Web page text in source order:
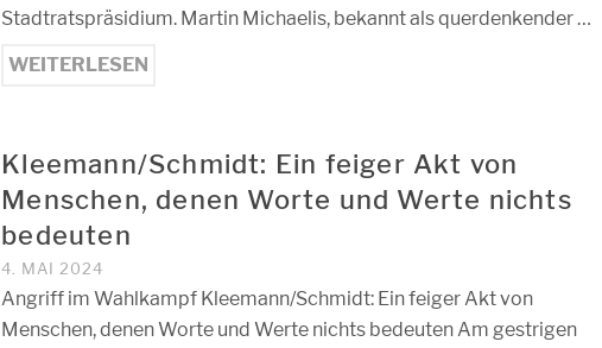
Stadtratspräsidium. Martin Michaelis, bekannt als querdenkender …
WEITERLESEN
Kleemann/Schmidt: Ein feiger Akt von
Menschen, denen Worte und Werte nichts
bedeuten
4. MAI 2024
Angriff im Wahlkampf Kleemann/Schmidt: Ein feiger Akt von
Menschen, denen Worte und Werte nichts bedeuten Am gestrigen